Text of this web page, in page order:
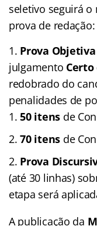
seletivo seguirá
prova de redação:
Prova
julgamento Certo
redobrado do
penalidades de
50 itens de
70 itens de
Prova
(até 30 linhas)
etapa será
A publicação da